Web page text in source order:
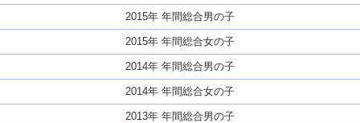
2015年 年間総合男の子
2015年 年間総合女の子
2014年 年間総合男の子
2014年 年間総合女の子
2013年 年間総合男の子